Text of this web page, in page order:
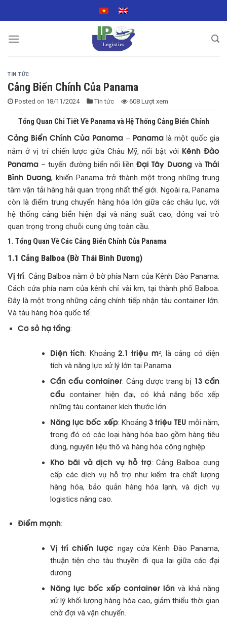
to
TIN TỨC
Cảng Biển Chính Của Panama
Posted on 18/11/2024 Tin tức 608 Lượt xem
Tổng Quan Chi Tiết Về Panama và Hệ Thống Cảng Biển Chính
Cảng Biển Chính Của Panama – Panamalà một quốc gia
nằm ở vị trí chiến lược giữa Châu Mỹ, nổi bật với Kênh Đào
Panama – tuyến đường biển nối liềnĐại Tây DươngvàThái
Bình Dương, khiến Panama trở thành một trong những trung
tâm vận tải hàng hải quan trọng nhất thế giới. Ngoài ra, Panama
còn là điểm trung chuyển hàng hóa lớn giữa các châu lục, với
hệ thống cảng biển hiện đại và năng suất cao, đóng vai trò
quan trọng trong chuỗi cung ứng toàn cầu.
1. Tổng Quan Về Các Cảng Biển Chính Của Panama
1.1 Cảng Balboa (Bờ Thái Bình Dương)
Vị trí: Cảng Balboa nằm ở bờ phía Nam của Kênh Đào Panama.
Cách cửa phía nam của kênh chỉ vài km, tại thành phố Balboa.
Đây là một trong những cảng chính tiếp nhận tàu container lớn.
Và tàu hàng hóa quốc tế.
Cơ sở hạ tầng:
Diện tích: Khoảng2.1 triệu m², là cảng có diện
tích và năng lực xử lý lớn tại Panama.
Cần cẩu container: Cảng được trang bị 13 cần
cẩu container hiện đại, có khả năng bốc xếp
những tàu container kích thước lớn.
Năng lực bốc xếp: Khoảng3 triệu TEU mỗi năm,
trong đó có các loại hàng hóa bao gồm hàng tiêu
dùng, nguyên liệu thô và hàng hóa công nghiệp.
Kho bãi và dịch vụ hỗ trợ: Cảng Balboa cung
cấp các dịch vụ hỗ trợ như kiểm tra chất lượng
hàng hóa, bảo quản hàng hóa lạnh, và dịch vụ
logistics nâng cao.
Điểm mạnh:
Vị trí chiến lược ngay cửa Kênh Đào Panama,
thuận tiện cho tàu thuyền đi qua lại giữa các đại
dương.
Năng lực bốc xếp container lớn và khả năng
xử lý khối lượng hàng hóa cao, giảm thiểu thời gian
chờ đợi và vận chuyển.